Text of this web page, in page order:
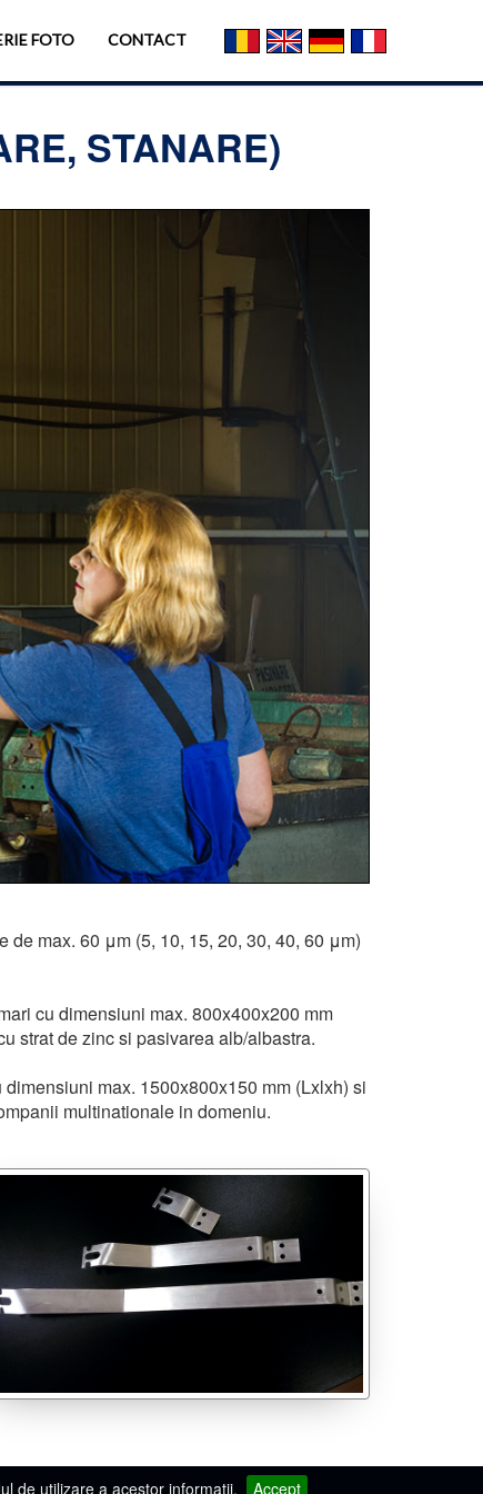
de utilizare a acestor informatii. Accept
FOTO CONTACT
STANARE)
de max. 60 μm (5, 10, 15, 20, 30, 40, 60 μm)
cu dimensiuni max. 800x400x200 mm
strat de zinc si pasivarea alb/albastra.
max. 1500x800x150 mm (Lxlxh) si
multinationale in domeniu.